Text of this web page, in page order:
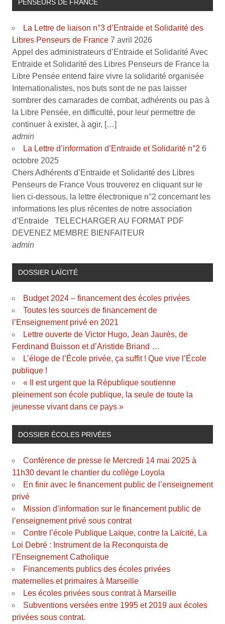
PENSEURS DE FRANCE
La Lettre de liaison n°3 d’Entraide et Solidarité des
Libres Penseurs de France 7 avril 2026
Appel des administrateurs d’Entraide et Solidarité Avec
Entraide et Solidarité des Libres Penseurs de France la
Libre Pensée entend faire vivre la solidarité organisée
Internationalistes, nos buts sont de ne pas laisser
sombrer des camarades de combat, adhérents ou pas à
la Libre Pensée, en difficulté, pour leur permettre de
continuer à exister, à agir, […]
admin
La Lettre d’information d’Entraide et Solidarité n°2 6
octobre 2025
Chers Adhérents d’Entraide et Solidarité des Libres
Penseurs de France Vous trouverez en cliquant sur le
lien ci-dessous, la lettre électronique n°2 concernant les
informations les plus récentes de notre association
d’Entraide TELECHARGER AU FORMAT PDF
DEVENEZ MEMBRE BIENFAITEUR
admin
DOSSIER LAÏCITÉ
Budget 2024 – financement des écoles privées
Toutes les sources de financement de
l’Enseignement privé en 2021
Lettre ouverte de Victor Hugo, Jean Jaurès, de
Ferdinand Buisson et d’Aristide Briand …
L’éloge de l’École privée, ça suffit ! Que vive l’École
publique !
« Il est urgent que la République soutienne
pleinement son école publique, la seule de toute la
jeunesse vivant dans ce pays »
DOSSIER ÉCOLES PRIVÉES
Conférence de presse le Mercredi 14 mai 2025 à
11h30 devant le chantier du collège Loyola
En finir avec le financement public de l’enseignement
privé
Mission d’information sur le financement public de
l’enseignement privé sous contrat
Contre l’école Publique Laïque, contre la Laïcité, La
Loi Debré : Instrument de la Reconquista de
l’Enseignement Catholique
Financements publics des écoles privées
maternelles et primaires à Marseille
Les écoles privées sous contrat à Marseille
Subventions versées entre 1995 et 2019 aux écoles
privées sous contrat.